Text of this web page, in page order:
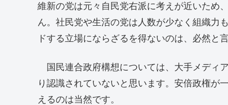
維新の党は元々自民党右派に考えが近いため
ん。社民党や生活の党は人数が少なく組織力
ドする立場にならざるを得ないのは、必然と
国民連合政府構想については、大手メディ
り認識されていないと思います。安倍政権が
えるのは当然です。